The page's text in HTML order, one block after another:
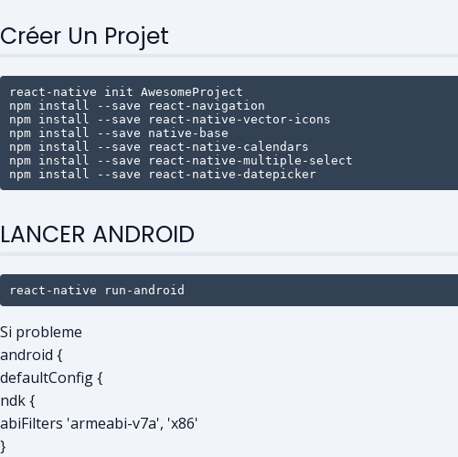
Créer Un Projet
react-native init AwesomeProject
npm install --save react-navigation
npm install --save react-native-vector-icons
npm install --save native-base
npm install --save react-native-calendars
npm install --save react-native-multiple-select
npm install --save react-native-datepicker
LANCER ANDROID
react-native run-android
Si probleme
android {
defaultConfig {
ndk {
abiFilters 'armeabi-v7a', 'x86'
}